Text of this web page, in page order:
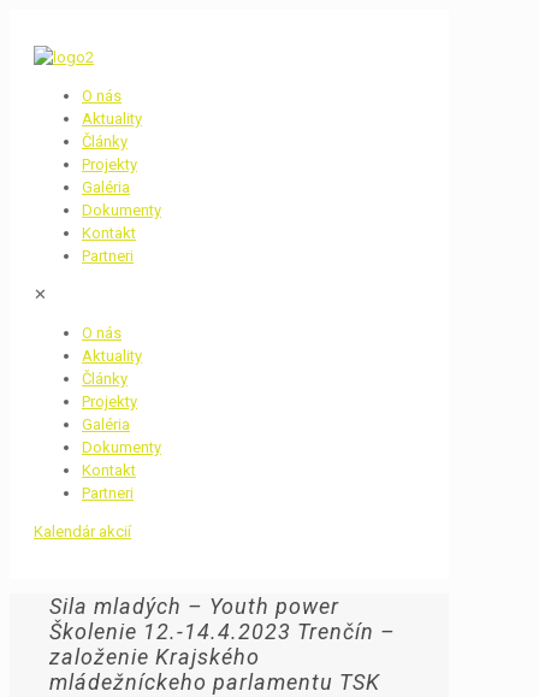
O nás
Aktuality
Články
Projekty
Galéria
Dokumenty
Kontakt
Partneri
✕
O nás
Aktuality
Články
Projekty
Galéria
Dokumenty
Kontakt
Partneri
Kalendár akcií
Sila mladých – Youth power
Školenie 12.-14.4.2023 Trenčín –
založenie Krajského
mládežníckeho parlamentu TSK